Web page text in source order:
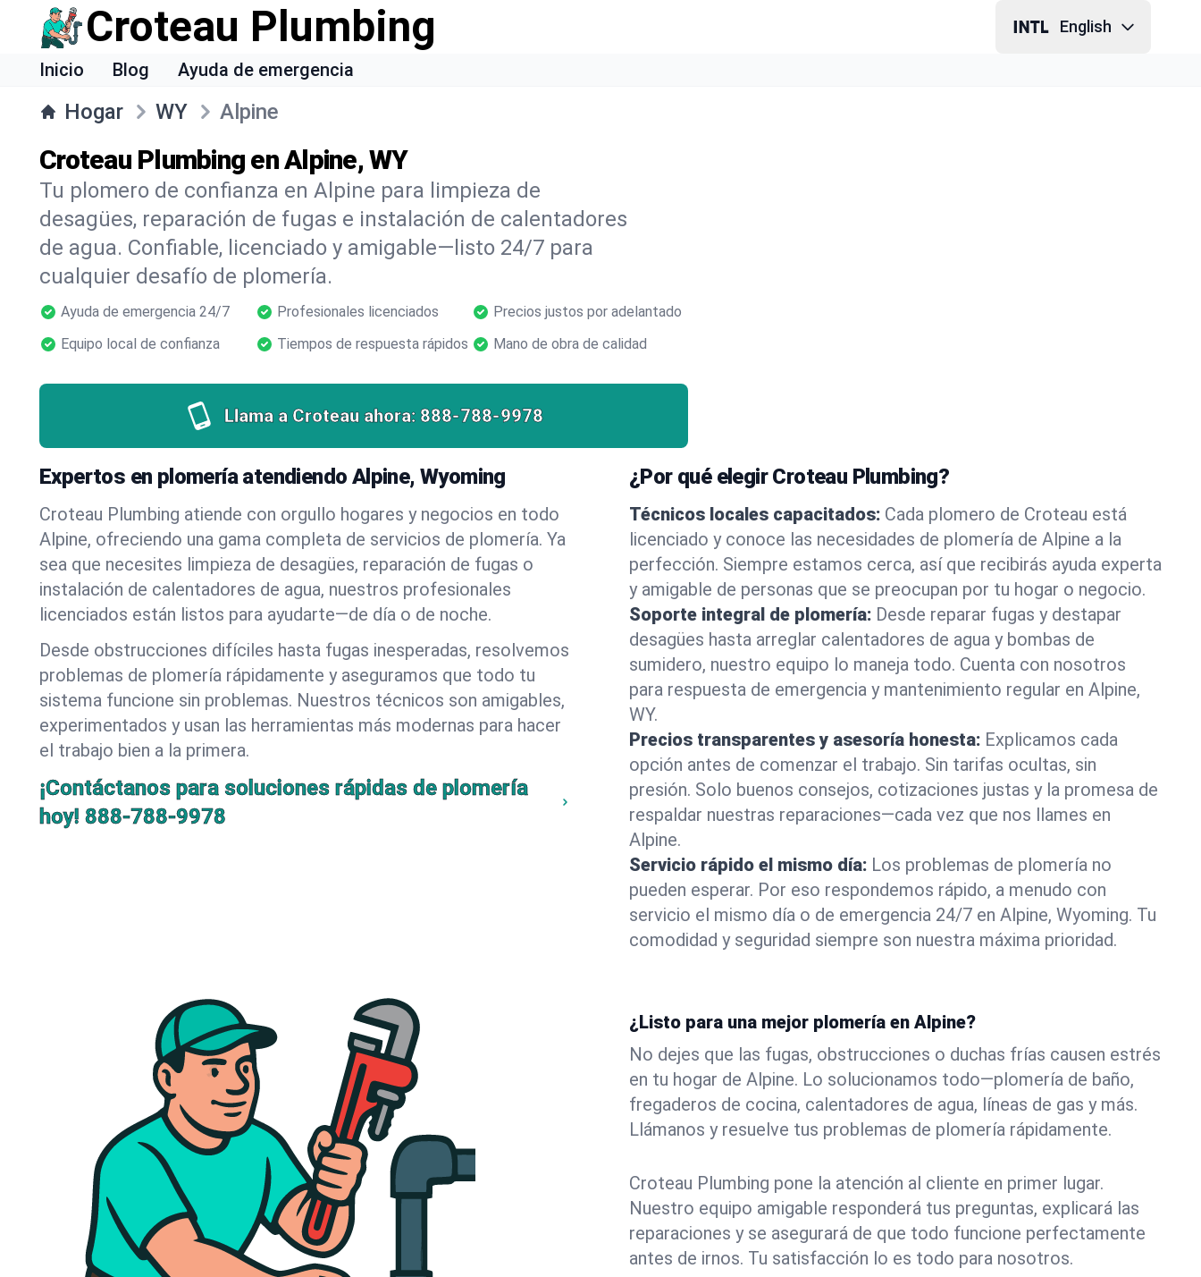
Croteau Plumbing English
Inicio Blog Ayuda de emergencia
Hogar WY Alpine
Croteau Plumbing en Alpine, WY
Tu plomero de confianza en Alpine para limpieza de
desagües, reparación de fugas e instalación de calentadores
de agua. Confiable, licenciado y amigable—listo 24/7 para
cualquier desafío de plomería.
Ayuda de emergencia 24/7 Profesionales licenciados
Precios justos por adelantado
Equipo local de confianza
Tiempos de respuesta rápidos Mano de obra de calidad
Llama a Croteau ahora: 888-788-9978
Expertos en plomería atendiendo Alpine, Wyoming
Croteau Plumbing atiende con orgullo hogares y negocios en todo
Alpine, ofreciendo una gama completa de servicios de plomería. Ya
sea que necesites limpieza de desagües, reparación de fugas o
instalación de calentadores de agua, nuestros profesionales
licenciados están listos para ayudarte—de día o de noche.
Desde obstrucciones difíciles hasta fugas inesperadas, resolvemos
problemas de plomería rápidamente y aseguramos que todo tu
sistema funcione sin problemas. Nuestros técnicos son amigables,
experimentados y usan las herramientas más modernas para hacer
el trabajo bien a la primera.
¡Contáctanos para soluciones rápidas de plomería
hoy! 888-788-9978
¿Por qué elegir Croteau Plumbing?
Técnicos locales capacitados: Cada plomero de Croteau está
licenciado y conoce las necesidades de plomería de Alpine a la
perfección. Siempre estamos cerca, así que recibirás ayuda experta
y amigable de personas que se preocupan por tu hogar o negocio.
Soporte integral de plomería: Desde reparar fugas y destapar
desagües hasta arreglar calentadores de agua y bombas de
sumidero, nuestro equipo lo maneja todo. Cuenta con nosotros
para respuesta de emergencia y mantenimiento regular en Alpine,
WY.
Precios transparentes y asesoría honesta: Explicamos cada
opción antes de comenzar el trabajo. Sin tarifas ocultas, sin
presión. Solo buenos consejos, cotizaciones justas y la promesa de
respaldar nuestras reparaciones—cada vez que nos llames en
Alpine.
Servicio rápido el mismo día: Los problemas de plomería no
pueden esperar. Por eso respondemos rápido, a menudo con
servicio el mismo día o de emergencia 24/7 en Alpine, Wyoming. Tu
comodidad y seguridad siempre son nuestra máxima prioridad.
¿Listo para una mejor plomería en Alpine?
No dejes que las fugas, obstrucciones o duchas frías causen estrés
en tu hogar de Alpine. Lo solucionamos todo—plomería de baño,
fregaderos de cocina, calentadores de agua, líneas de gas y más.
Llámanos y resuelve tus problemas de plomería rápidamente.
Croteau Plumbing pone la atención al cliente en primer lugar.
Nuestro equipo amigable responderá tus preguntas, explicará las
reparaciones y se asegurará de que todo funcione perfectamente
antes de irnos. Tu satisfacción lo es todo para nosotros.